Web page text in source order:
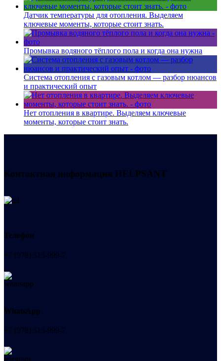
Датчик температуры для отопления. Выделяем
ключевые моменты, которые стоит знать.
Промывка водяного тёплого пола и когда она нужна
Система отопления с газовым котлом — разбор нюансов
и практический опыт
Нет отопления в квартире. Выделяем ключевые
моменты, которые стоит знать.
Контактная информация HELPSANT
Телефон
+7 (978) 515-999-7
WhatsApp
+7 (978) 515-999-7